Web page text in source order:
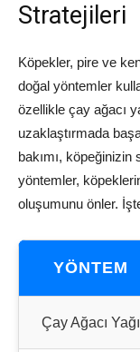
Stratejileri
Köpekler, pire ve
doğal yöntemler
özellikle çay ağacı
uzaklaştırmada
bakımı, köpeğinizin
yöntemler,
oluşumunu önler.
YÖNTEM
Çay Ağacı Yağı